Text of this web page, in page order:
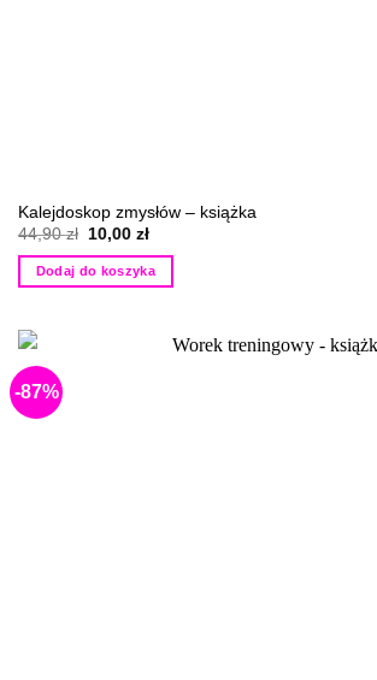
Kalejdoskop zmysłów – książka
44,90zł
Pierwotna
wynosiła:
44,90 zł.
10,00 złAktualna
wynosi:
10,00 zł.
Dodaj do koszyka
-87%